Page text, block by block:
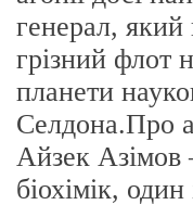
генерал, який
грізний флот
планети
Селдона.Про
Айзек
біохімік,